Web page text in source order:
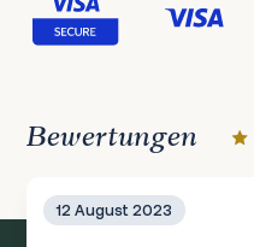
Bewertungen
12 August 2023